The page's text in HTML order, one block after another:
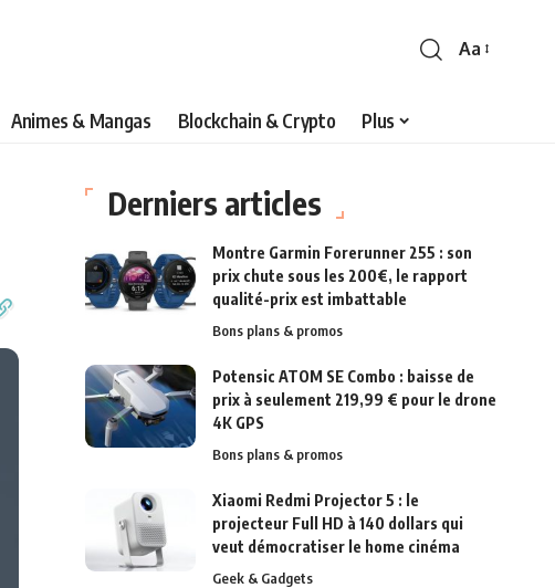
Aa
Animes & Mangas Blockchain & Crypto Plus
Derniers articles
Montre Garmin Forerunner 255 : son
prix chute sous les 200€, le rapport
qualité-prix est imbattable
Bons plans & promos
Potensic ATOM SE Combo : baisse de
prix à seulement 219,99 € pour le drone
4K GPS
Bons plans & promos
Xiaomi Redmi Projector 5 : le
projecteur Full HD à 140 dollars qui
veut démocratiser le home cinéma
Geek & Gadgets